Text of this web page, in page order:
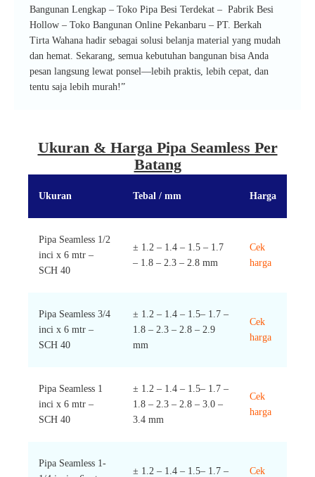
Bangunan Lengkap – Toko Pipa Besi Terdekat – Pabrik Besi
Hollow – Toko Bangunan Online Pekanbaru – PT. Berkah
Tirta Wahana hadir sebagai solusi belanja material yang mudah
dan hemat. Sekarang, semua kebutuhan bangunan bisa Anda
pesan langsung lewat ponsel—lebih praktis, lebih cepat, dan
tentu saja lebih murah!”
Ukuran & Harga Pipa Seamless Per
Batang
Ukuran Tebal / mm Harga
Pipa Seamless 1/2
inci x 6 mtr –
SCH 40
± 1.2 – 1.4 – 1.5 – 1.7
– 1.8 – 2.3 – 2.8 mm
Cek
harga
Pipa Seamless 3/4
inci x 6 mtr –
SCH 40
± 1.2 – 1.4 – 1.5– 1.7 –
1.8 – 2.3 – 2.8 – 2.9
mm
Cek
harga
Pipa Seamless 1
inci x 6 mtr –
SCH 40
± 1.2 – 1.4 – 1.5– 1.7 –
1.8 – 2.3 – 2.8 – 3.0 –
3.4 mm
Cek
harga
Pipa Seamless 1-
± 1.2 – 1.4 – 1.5– 1.7 – Cek